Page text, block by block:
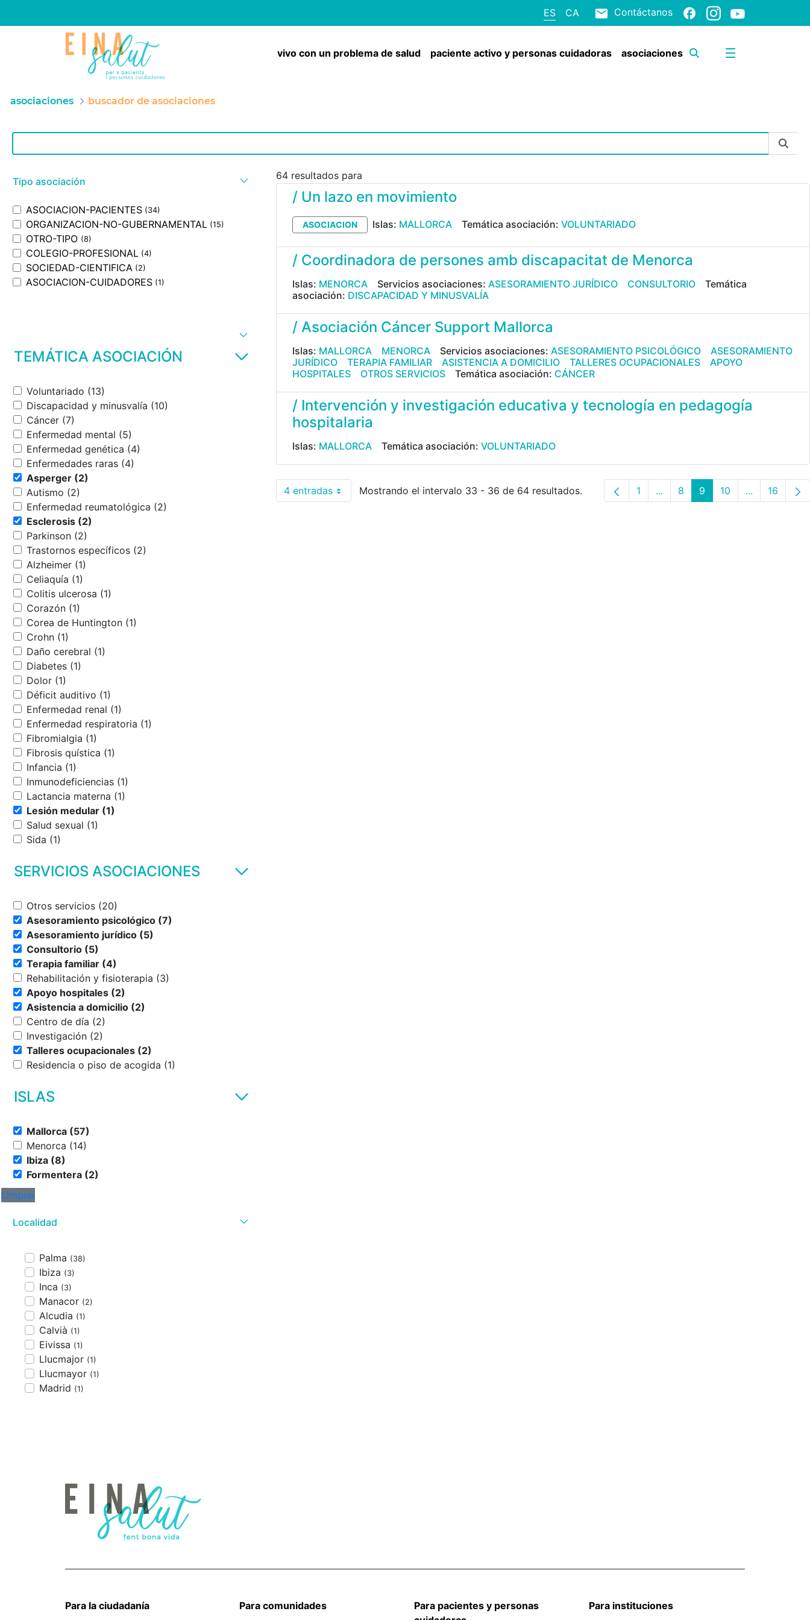
ES CA Contáctanos
vivo con un problema de salud paciente activo y personas cuidadoras asociaciones
asociaciones buscador de asociaciones
Barra de búsqueda
Tipo asociación
ASOCIACION-PACIENTES (34)
ORGANIZACION-NO-GUBERNAMENTAL (15)
OTRO-TIPO (8)
COLEGIO-PROFESIONAL (4)
SOCIEDAD-CIENTIFICA (2)
ASOCIACION-CUIDADORES (1)
TEMÁTICA ASOCIACIÓN
Voluntariado (13)
Discapacidad y minusvalía (10)
Cáncer (7)
Enfermedad mental (5)
Enfermedad genética (4)
Enfermedades raras (4)
Asperger (2)
Autismo (2)
Enfermedad reumatológica (2)
Esclerosis (2)
Parkinson (2)
Trastornos específicos (2)
Alzheimer (1)
Celiaquía (1)
Colitis ulcerosa (1)
Corazón (1)
Corea de Huntington (1)
Crohn (1)
Daño cerebral (1)
Diabetes (1)
Dolor (1)
Déficit auditivo (1)
Enfermedad renal (1)
Enfermedad respiratoria (1)
Fibromialgia (1)
Fibrosis quística (1)
Infancia (1)
Inmunodeficiencias (1)
Lactancia materna (1)
Lesión medular (1)
Salud sexual (1)
Sida (1)
SERVICIOS ASOCIACIONES
Otros servicios (20)
Asesoramiento psicológico (7)
Asesoramiento jurídico (5)
Consultorio (5)
Terapia familiar (4)
Rehabilitación y fisioterapia (3)
Apoyo hospitales (2)
Asistencia a domicilio (2)
Centro de día (2)
Investigación (2)
Talleres ocupacionales (2)
Residencia o piso de acogida (1)
ISLAS
Mallorca (57)
Menorca (14)
Ibiza (8)
Formentera (2)
Limpiar
Localidad
Palma (38)
Ibiza (3)
Inca (3)
Manacor (2)
Alcudia (1)
Calvià (1)
Eivissa (1)
Llucmajor (1)
Llucmayor (1)
Madrid (1)
64 resultados para
/ Un lazo en movimiento
ASOCIACION Islas: MALLORCA Temática asociación: VOLUNTARIADO
/ Coordinadora de persones amb discapacitat de Menorca
Islas: MENORCA Servicios asociaciones: ASESORAMIENTO JURÍDICO CONSULTORIO
Temática
asociación: DISCAPACIDAD Y MINUSVALÍA
/ Asociación Cáncer Support Mallorca
Islas: MALLORCA MENORCA Servicios asociaciones: ASESORAMIENTO PSICOLÓGICO
ASESORAMIENTO
JURÍDICO
TERAPIA FAMILIAR ASISTENCIA A DOMICILIO TALLERES OCUPACIONALES
APOYO
HOSPITALES
OTROS SERVICIOS Temática asociación: CÁNCER
/ Intervención y investigación educativa y tecnología en pedagogía
hospitalaria
Islas: MALLORCA Temática asociación: VOLUNTARIADO
4 entradasPor páginaMostrando el intervalo 33 - 36 de 64 resultados. Página
1 ...Páginas intermedias Use TAB
Página
8 Página
9 Página
10 ...PáginasPágina
16
Para la ciudadanía
Para comunidades
Para pacientes y personas
Para instituciones